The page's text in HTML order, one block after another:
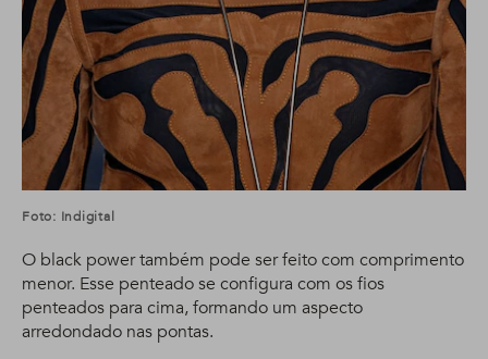
Foto: Indigital
O black power também pode ser feito com comprimento
menor. Esse penteado se configura com os fios
penteados para cima, formando um aspecto
arredondado nas pontas.